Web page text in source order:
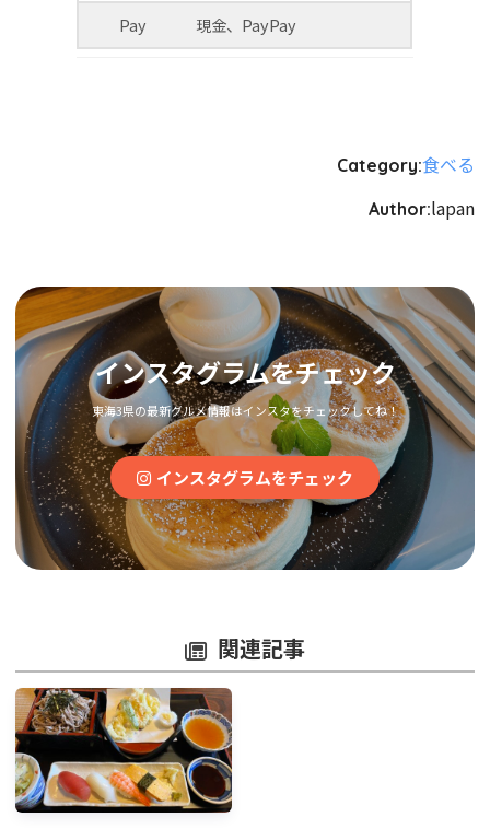
Pay 現金、PayPay
Category:食べる
Author:lapan
インスタグラムをチェック
東海3県の最新グルメ情報はインスタをチェックしてね！
インスタグラムをチェック
関連記事